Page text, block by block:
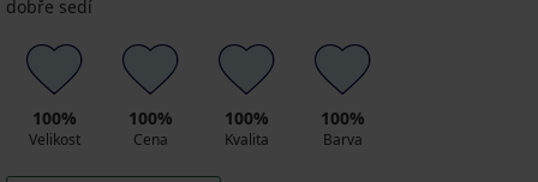
dobře sedí
100%
Velikost
100%
Cena
100%
Kvalita
100%
Barva